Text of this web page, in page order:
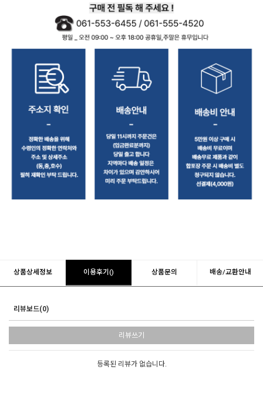
상품상세정보 이용후기() 상품문의 배송/교환안내
리뷰보드(0)
리뷰쓰기
등록된 리뷰가 없습니다.